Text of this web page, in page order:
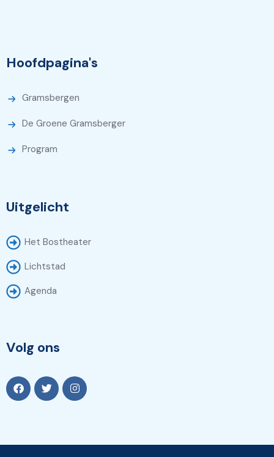
Hoofdpagina's
Gramsbergen
De Groene Gramsberger
Program
Uitgelicht
Het Bostheater
Lichtstad
Agenda
Volg ons